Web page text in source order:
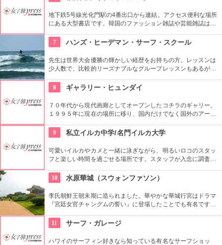
ので、カフェでお茶を飲まない人も観覧できます。
地下鉄5号線光化門駅の4番出口から連結。アクセス便利な場所
にある大型書店です。韓国のファッション雑誌や芸能雑誌はも
に韓国語を学びたい人もここに寄ってみては。
7 ハンズ・ヒーデマン・サーフ・スクール
先生は世界大会優勝の輝かしい経歴をお持ちの方。レッスンは
少人数で、比較的リーズナブルなグループレッスンもあるが、
心者の方も基本動作からきちんと学んで、いざ海へ！
8 ギャラリー・ヒュンダイ
７０年代から現代画廊としてオープンしたコチラのギャリー。
１９９５年に現在の場所に移り、国内だけでなく国外のアーテ
示できるスペースを設け、モダン美術の流れを感じる事が出来
る、国内最高のギャラリーとしての評価も。
9 私立イルカ中学/名門イルカ大学
可愛いイルカやカメと一緒に泳ぎながら、明るいロコのスタッ
フと楽しい時間を過ごせる場所です。スタッフが入念に調査す
やフラなどの“授業”もあります。“卒業”時の達成感は一緒の思い
出になりそうですね。
10 水原華城（スウォンファソン）
李氏朝鮮王朝末期に造られました。華やかな華城行宮はドラマ
『宮廷女官チャングムの誓い』に登場したことでも有名です。
らいかけて歩いて回ることもできますが、専用の列車で回るこ
ともできます。
11 サーフ・ガレージ
ハワイのサーフィン好きなら知っている有名なサーフショッ